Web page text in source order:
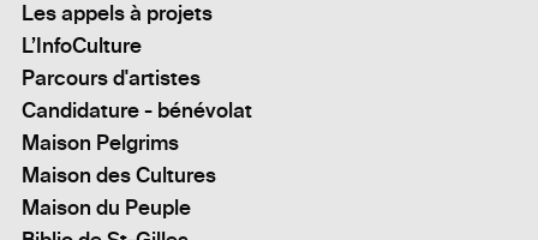
Les appels à projets
L’InfoCulture
Parcours d'artistes
Candidature - bénévolat
Maison Pelgrims
Maison des Cultures
Maison du Peuple